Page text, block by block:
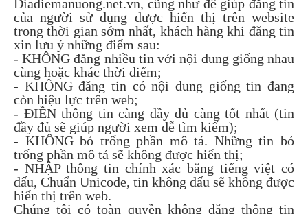
Diadiemanuong.net.vn, cũng như để giúp đăng tin
của người sử dụng được hiển thị trên website
trong thời gian sớm nhất, khách hàng khi đăng tin
xin lưu ý những điểm sau:
- KHÔNG đăng nhiều tin với nội dung giống nhau
cùng hoặc khác thời điểm;
- KHÔNG đăng tin có nội dung giống tin đang
còn hiệu lực trên web;
- ĐIỀN thông tin càng đầy đủ càng tốt nhất (tin
đầy đủ sẽ giúp người xem dễ tìm kiếm);
- KHÔNG bỏ trống phần mô tả. Những tin bỏ
trống phần mô tả sẽ không được hiển thị;
- NHẬP thông tin chính xác bằng tiếng việt có
dấu, Chuẩn Unicode, tin không dấu sẽ không được
hiển thị trên web.
Chúng tôi có toàn quyền không đăng thông tin